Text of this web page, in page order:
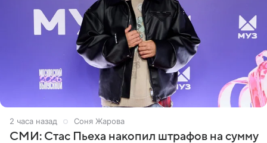
2 часа назад Соня Жарова
СМИ: Стас Пьеха накопил штрафов на сумму